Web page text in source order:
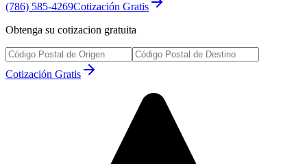
(786) 585-4269Cotización Gratis
Obtenga su cotizacion gratuita
Cotización Gratis